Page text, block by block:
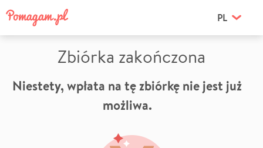
PL
Zbiórka zakończona
Niestety, wpłata na tę zbiórkę nie jest już
możliwa.